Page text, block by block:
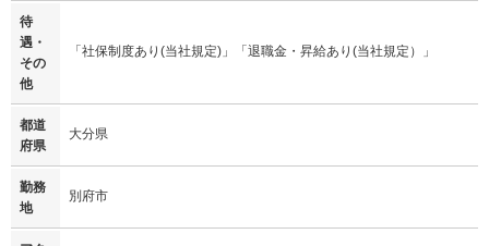
待
遇・
その
他
「社保制度あり(当社規定)」「退職金・昇給あり(当社規定）」
都道
府県
大分県
勤務
地
別府市